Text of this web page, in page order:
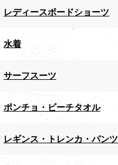
レディースボードショーツ
水着
サーフスーツ
ポンチョ・ビーチタオル
レギンス・トレンカ・パンツ